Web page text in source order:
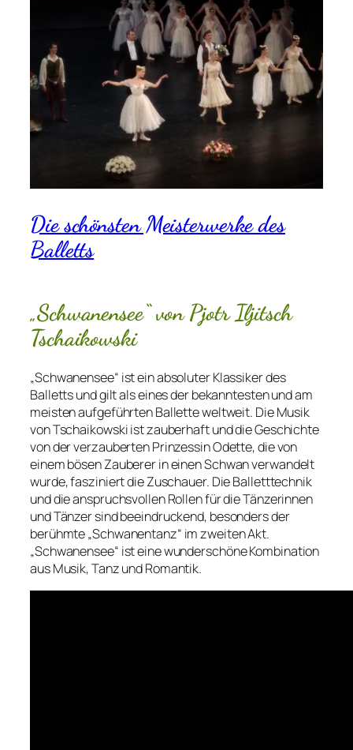
Die schönsten Meisterwerke des
Balletts
„Schwanensee“ von Pjotr Iljitsch
Tschaikowski
„Schwanensee“ ist ein absoluter Klassiker des
Balletts und gilt als eines der bekanntesten und am
meisten aufgeführten Ballette weltweit. Die Musik
von Tschaikowski ist zauberhaft und die Geschichte
von der verzauberten Prinzessin Odette, die von
einem bösen Zauberer in einen Schwan verwandelt
wurde, fasziniert die Zuschauer. Die Balletttechnik
und die anspruchsvollen Rollen für die Tänzerinnen
und Tänzer sind beeindruckend, besonders der
berühmte „Schwanentanz“ im zweiten Akt.
„Schwanensee“ ist eine wunderschöne Kombination
aus Musik, Tanz und Romantik.